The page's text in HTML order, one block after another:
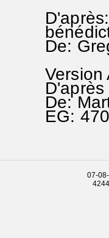
De:
Version
De:
EG:
07-